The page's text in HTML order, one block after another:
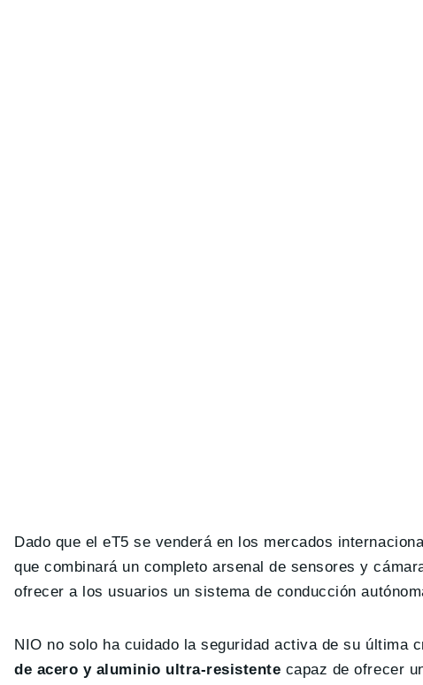
Dado que el eT5 se venderá en los mercados
que combinará un completo arsenal de sensores y
ofrecer a los usuarios un sistema de conducción
NIO no solo ha cuidado la seguridad activa de su última
de acero y aluminio ultra-resistente capaz de ofrecer